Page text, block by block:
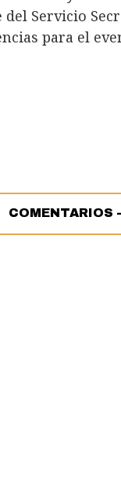
Servicio
para el
COMENTARIOS